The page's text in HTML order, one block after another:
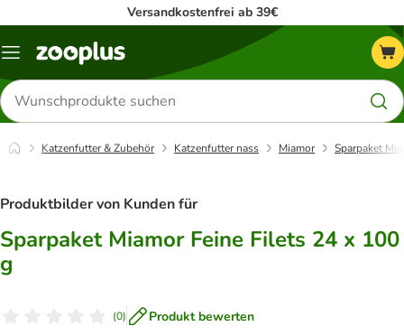
Versandkostenfrei ab 39€
Menü
Produkte
suchen
Katzenfutter & Zubehör Katzenfutter nass Miamor Sparpaket
Produktbilder von Kunden für
Sparpaket Miamor Feine Filets 24 x 100
g
(0) Produkt bewerten